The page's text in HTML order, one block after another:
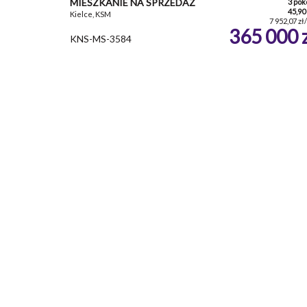
MIESZKANIE NA SPRZEDAŻ
Kielce, KSM
3
45,90
7 952,07
KNS-MS-3584 365 000